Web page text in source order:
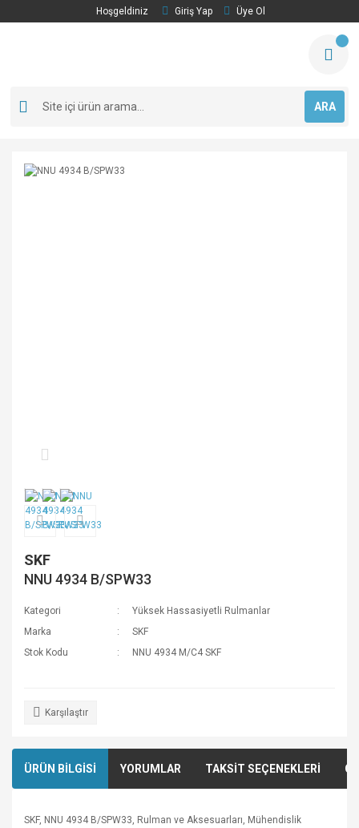
Hoşgeldiniz Giriş Yap Üye Ol
ARA
SKF
NNU 4934 B/SPW33
Kategori
Yüksek Hassasiyetli Rulmanlar
Marka
SKF
Stok Kodu
NNU 4934 M/C4 SKF
Karşılaştır
ÜRÜN BİLGİSİ YORUMLAR TAKSİT SEÇENEKLERİ
SKF, NNU 4934 B/SPW33, Rulman ve Aksesuarları, Mühendislik